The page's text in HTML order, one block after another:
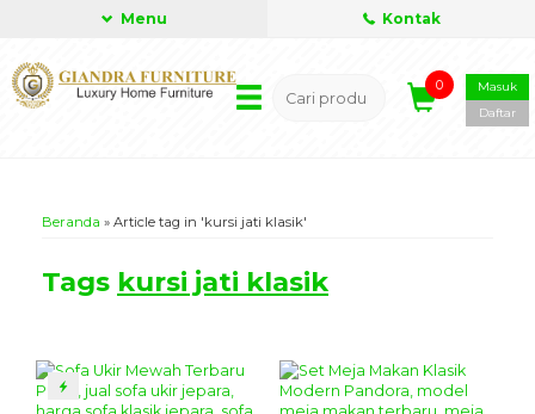
Menu Kontak
0
Masuk
Daftar
Beranda » Article tag in 'kursi jati klasik'
Tags kursi jati klasik